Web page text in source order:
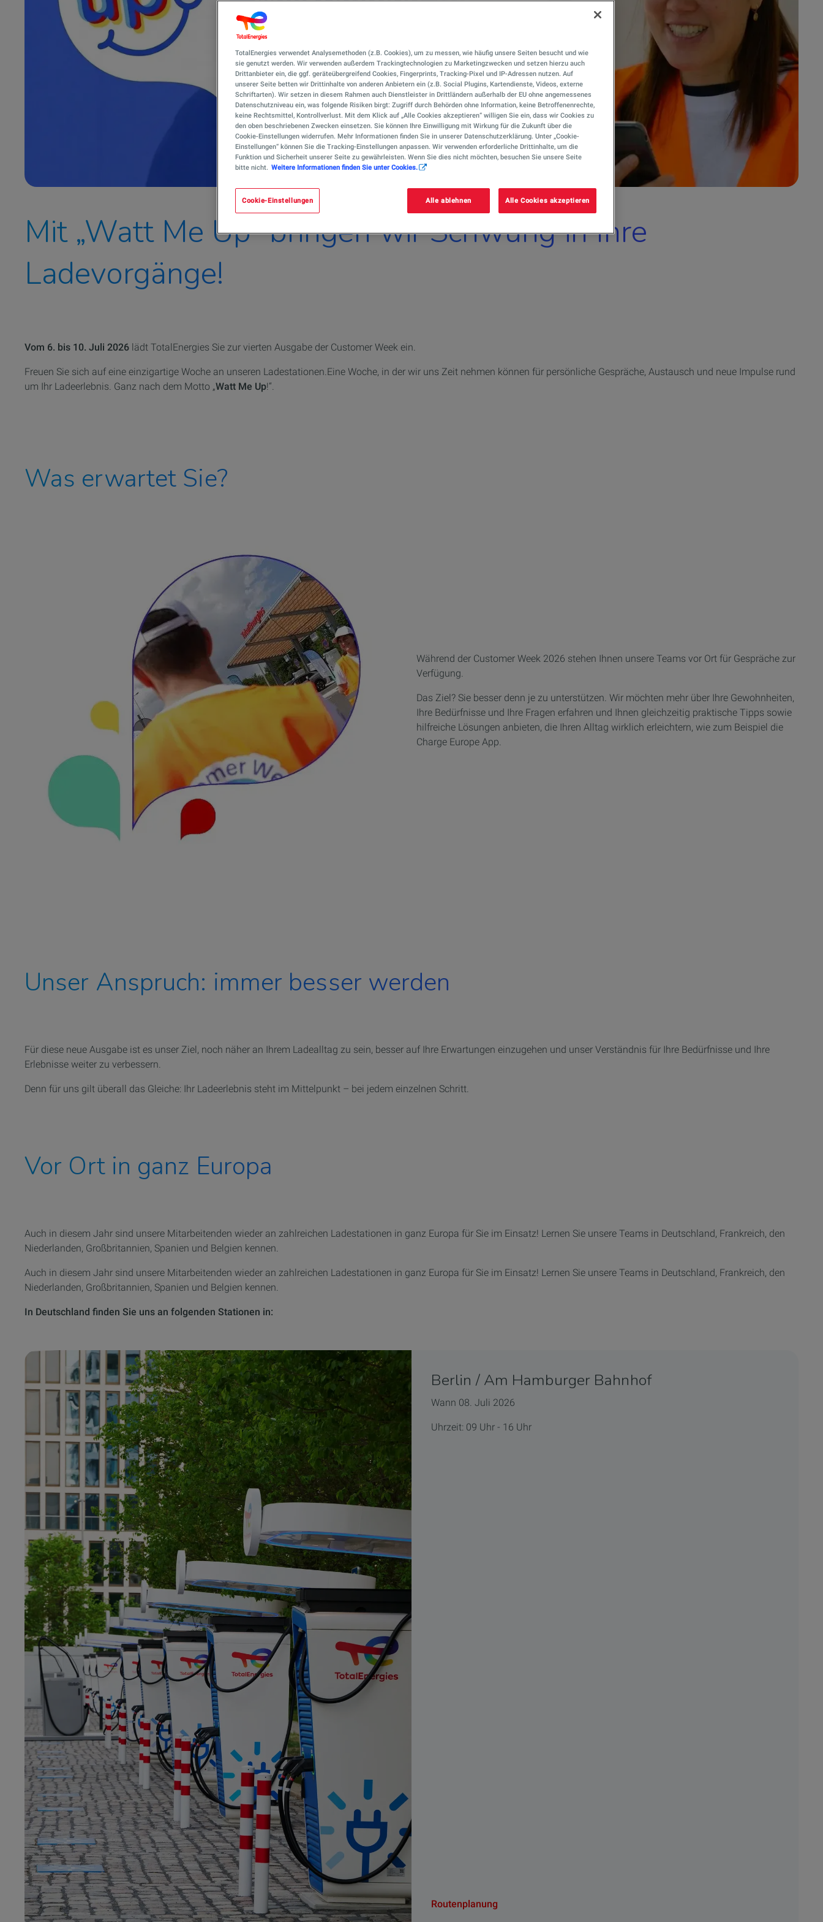
Mit „Watt Me Up“ bringen wir Schwung in Ihre
Ladevorgänge!
Vom 6. bis 10. Juli 2026 lädt TotalEnergies Sie zur vierten Ausgabe der Customer Week ein.
Freuen Sie sich auf eine einzigartige Woche an unseren Ladestationen.Eine Woche, in der wir uns Zeit nehmen können für persönliche Gespräche, Austausch und neue Impulse rund
um Ihr Ladeerlebnis. Ganz nach dem Motto „Watt Me Up!“.
Was erwartet Sie?
Während der Customer Week2026 stehen Ihnen unsere Teams vor Ortfür Gesprächezur
Verfügung.
Das Ziel? Sie besser denn je zu unterstützen. Wir möchten mehr über Ihre Gewohnheiten,
Ihre Bedürfnisse und Ihre Fragen erfahren und Ihnen gleichzeitig praktische Tipps sowie
hilfreiche Lösungen anbieten, die Ihren Alltag wirklich erleichtern, wie zum Beispiel die
Charge Europe App.
Unser Anspruch: immer besser werden
Für diese neue Ausgabe ist es unser Ziel, noch näher an Ihrem Ladealltag zu sein, besser auf Ihre Erwartungen einzugehen und unser Verständnis für Ihre Bedürfnisse und Ihre
Erlebnisse weiter zu verbessern.
Denn für uns gilt überall das Gleiche: Ihr Ladeerlebnis steht im Mittelpunkt – bei jedem einzelnen Schritt.
Vor Ort in ganz Europa
Auch in diesem Jahr sind unsere Mitarbeitenden wieder an zahlreichen Ladestationen in ganz Europa für Sie im Einsatz! Lernen Sie unsere Teams in Deutschland, Frankreich, den
Niederlanden, Großbritannien, Spanien und Belgien kennen.
Auch in diesem Jahr sind unsere Mitarbeitenden wieder an zahlreichen Ladestationen in ganz Europa für Sie im Einsatz! Lernen Sie unsere Teams in Deutschland, Frankreich, den
Niederlanden, Großbritannien, Spanien und Belgien kennen.
In Deutschland finden Sie uns an folgenden Stationen in:
Berlin / Am Hamburger Bahnhof
Wann 08. Juli 2026
Uhrzeit: 09 Uhr - 16 Uhr
Routenplanung
TotalEnergies verwendet Analysemethoden (z.B. Cookies), um zu messen, wie häufig unsere Seiten besucht und wie
sie genutzt werden. Wir verwenden außerdem Trackingtechnologien zu Marketingzwecken und setzen hierzu auch
Drittanbieter ein, die ggf. geräteübergreifend Cookies, Fingerprints, Tracking-Pixel und IP-Adressen nutzen. Auf
unserer Seite betten wir Drittinhalte von anderen Anbietern ein (z.B. Social Plugins, Kartendienste, Videos, externe
Schriftarten). Wir setzen in diesem Rahmen auch Dienstleister in Drittländern außerhalb der EU ohne angemessenes
Datenschutzniveau ein, was folgende Risiken birgt: Zugriff durch Behörden ohne Information, keine Betroffenenrechte,
keine Rechtsmittel, Kontrollverlust. Mit dem Klick auf „Alle Cookies akzeptieren“ willigen Sie ein, dass wir Cookies zu
den oben beschriebenen Zwecken einsetzen. Sie können Ihre Einwilligung mit Wirkung für die Zukunft über die
Cookie-Einstellungen widerrufen. Mehr Informationen finden Sie in unserer Datenschutzerklärung. Unter „Cookie-
Einstellungen“ können Sie die Tracking-Einstellungen anpassen. Wir verwenden erforderliche Drittinhalte, um die
Funktion und Sicherheit unserer Seite zu gewährleisten. Wenn Sie dies nicht möchten, besuchen Sie unsere Seite
bitte nicht. Weitere Informationen finden Sie unter Cookies.
Cookie-Einstellungen Alle ablehnen Alle Cookies akzeptieren